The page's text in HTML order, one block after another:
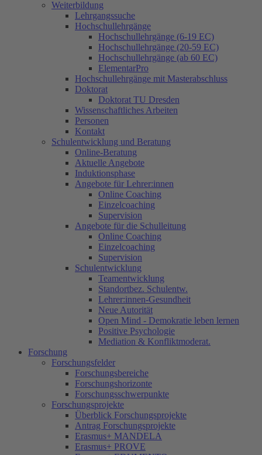
Weiterbildung
Lehrgangssuche
Hochschullehrgänge
Hochschullehrgänge (6-19 EC)
Hochschullehrgänge (20-59 EC)
Hochschullehrgänge (ab 60 EC)
ElementarPro
Hochschullehrgänge mit Masterabschluss
Doktorat
Doktorat TU Dresden
Wissenschaftliches Arbeiten
Personen
Kontakt
Schulentwicklung und Beratung
Online-Beratung
Aktuelle Angebote
Induktionsphase
Angebote für Lehrer:innen
Online Coaching
Einzelcoaching
Supervision
Angebote für die Schulleitung
Online Coaching
Einzelcoaching
Supervision
Schulentwicklung
Teamentwicklung
Standortbez. Schulentw.
Lehrer:innen-Gesundheit
Neue Autorität
Open Mind - Demokratie leben lernen
Positive Psychologie
Mediation & Konfliktmoderat.
Forschung
Forschungsfelder
Forschungsbereiche
Forschungshorizonte
Forschungsschwerpunkte
Forschungsprojekte
Überblick Forschungsprojekte
Antrag Forschungsprojekte
Erasmus+ MANDELA
Erasmus+ PROVE